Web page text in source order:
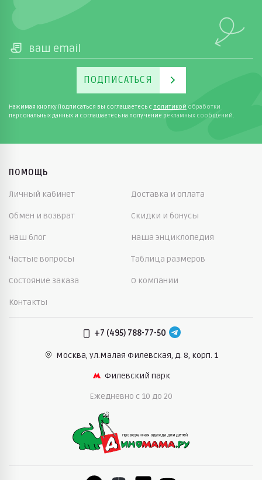
ПОДПИСАТЬСЯ
Нажимая кнопку Подписаться вы соглашаетесь с политикой обработки
персональных данных и соглашаетесь на получение рекламных сообщений.
ПОМОЩЬ
Личный кабинет Доставка и оплата
Обмен и возврат Скидки и бонусы
Наш блог Наша энциклопедия
Частые вопросы Таблица размеров
Состояние заказа О компании
Контакты
+7 (495) 788-77-50
Москва, ул.Малая Филевская, д. 8, корп. 1
Филевский парк
Ежедневно c 10 до 20